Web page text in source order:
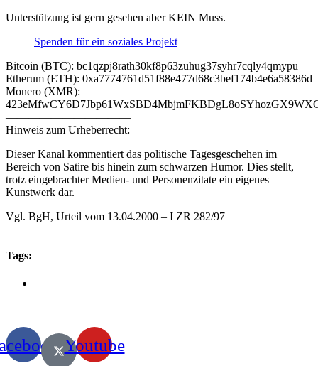
Unterstützung ist gern gesehen aber KEIN Muss.
Spenden für ein soziales Projekt
Bitcoin (BTC): bc1qzpj8rath30kf8p63zuhug37syhr7cqly4qmypu
Etherum (ETH): 0xa7774761d51f88e477d68c3bef174b4e6a58386d
Monero (XMR):
———————————
Hinweis zum Urheberrecht:
Dieser Kanal kommentiert das politische Tagesgeschehen im
Bereich von Satire bis hinein zum schwarzen Humor. Dies stellt,
trotz eingebrachter Medien- und Personenzitate ein eigenes
Kunstwerk dar.
Vgl. BgH, Urteil vom 13.04.2000 – I ZR 282/97
Tags:
Youtube